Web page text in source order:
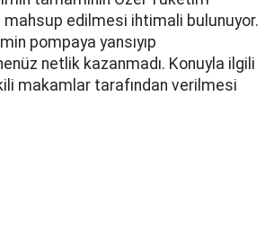
mahsup edilmesi ihtimali bulunuyor.
pompaya yansıyıp
netlik kazanmadı. Konuyla ilgili
makamlar tarafından verilmesi